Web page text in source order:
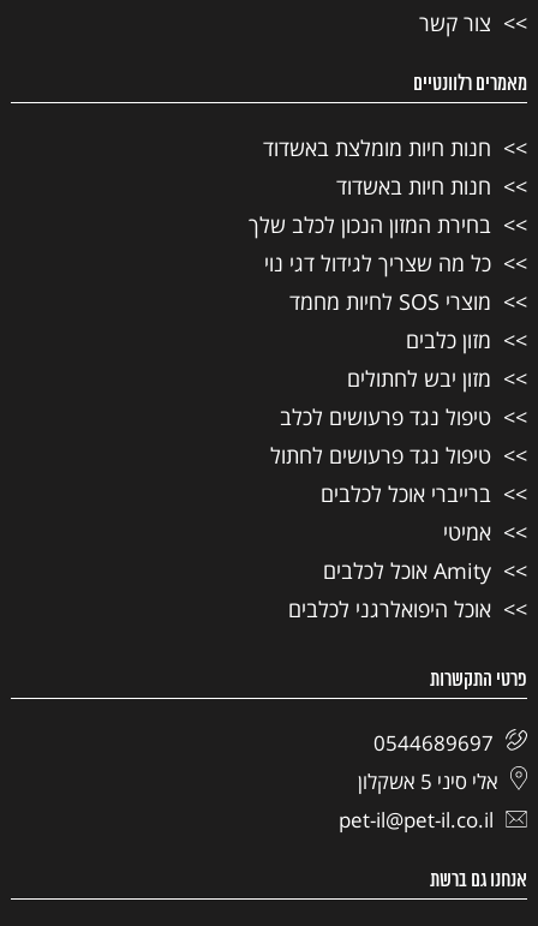
צור קשר
מאמרים רלוונטיים
חנות חיות מומלצת באשדוד
חנות חיות באשדוד
בחירת המזון הנכון לכלב שלך
כל מה שצריך לגידול דגי נוי
מוצרי SOS לחיות מחמד
מזון כלבים
מזון יבש לחתולים
טיפול נגד פרעושים לכלב
טיפול נגד פרעושים לחתול
ברייברי אוכל לכלבים
אמיטי
Amity אוכל לכלבים
אוכל היפואלרגני לכלבים
פרטי התקשרות
0544689697
אלי סיני 5 אשקלון
pet-il@pet-il.co.il
אנחנו גם ברשת